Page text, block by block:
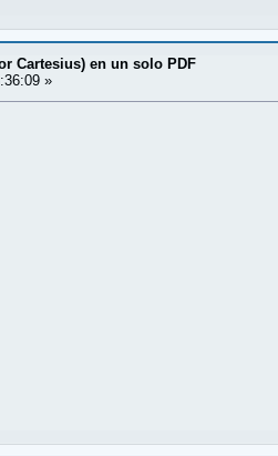
Cartesius) en un solo PDF
»